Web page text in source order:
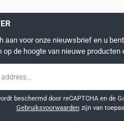
aan voor onze nieuwsbrief en u
op de hoogte van nieuwe producten
beschermd door reCAPTCHA en de
Gebruiksvoorwaardenzijn van